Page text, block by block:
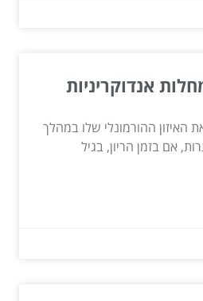
אנדוקריניות
האיזון ההורמונלי שלו במהלך
אם בזמן הריון, בגיל